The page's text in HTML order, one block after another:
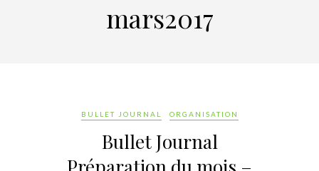
mars2017
BULLET JOURNAL ORGANISATION
Bullet Journal